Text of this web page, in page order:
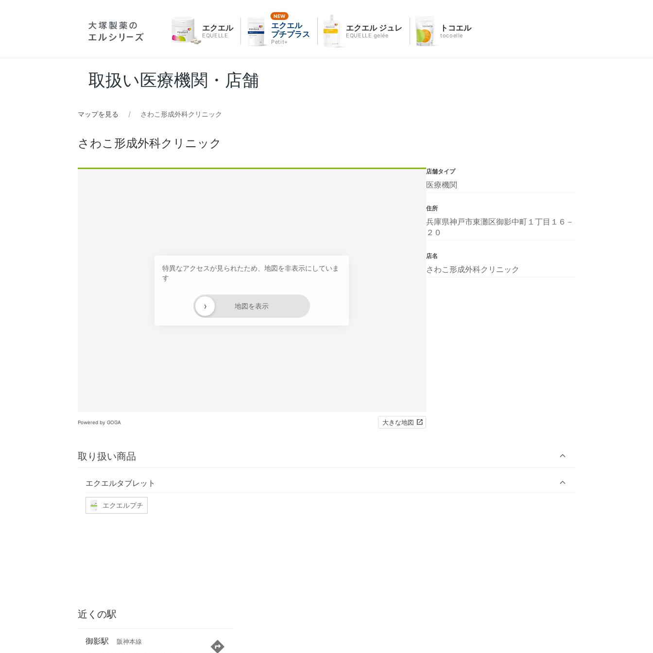
エクエル
EQUELLE
エクエル
プチプラス
Petit+
エクエル ジュレ
EQUELLE gelée
トコエル
tocoelle
取扱い医療機関・店舗
マップを見る さわこ形成外科クリニック
さわこ形成外科クリニック
特異なアクセスが見られたため、地図を非表示にしていま
す
地図を表示
›
Powered by GOGA 大きな地図
取り扱い商品
エクエルタブレット
エクエルプチ
店舗タイプ
医療機関
住所
兵庫県神戸市東灘区御影中町１丁目１６－
２０
店名
さわこ形成外科クリニック
近くの駅
御影駅 阪神本線